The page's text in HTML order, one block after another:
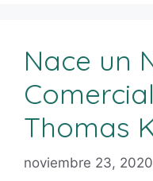
Nace un
Thomas
noviembre 23, 2020